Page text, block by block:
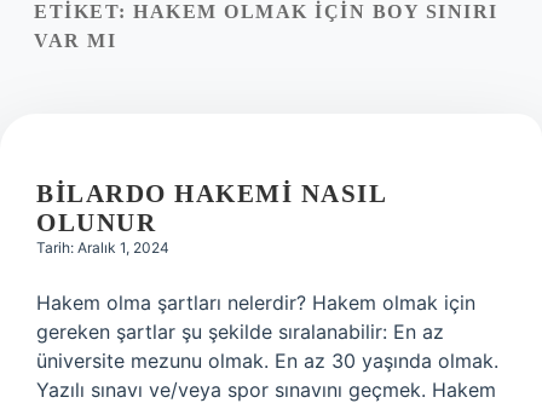
Yasal Uyarı
ETIKET: HAKEM OLMAK IÇIN BOY SINIRI
VAR MI
BILARDO HAKEMI NASIL
OLUNUR
Tarih: Aralık 1, 2024
Hakem olma şartları nelerdir? Hakem olmak için
gereken şartlar şu şekilde sıralanabilir: En az
üniversite mezunu olmak. En az 30 yaşında olmak.
Yazılı sınavı ve/veya spor sınavını geçmek. Hakem